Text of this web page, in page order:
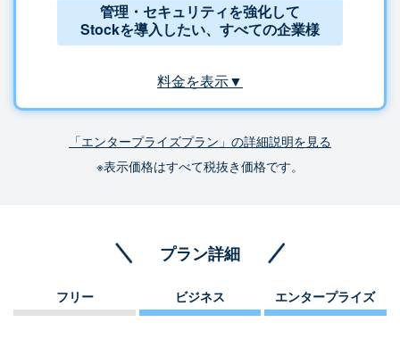
管理・セキュリティを強化して
Stockを導入したい、すべての企業様
料金を表示▼
「エンタープライズプラン」の詳細説明を見る
※表示価格はすべて税抜き価格です。
プラン詳細
フリー ビジネス エンタープライズ